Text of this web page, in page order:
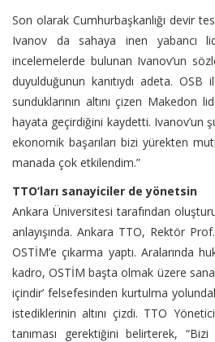
Son olarak Cumhurbaşkanlığı devir
Ivanov da sahaya inen yabancı
incelemelerde bulunan Ivanov’un
duyulduğunun kanıtıydı adeta.
sunduklarının altını çizen Makedon
hayata geçirdiğini kaydetti. Ivanov’un
ekonomik başarıları bizi yürekten
manada çok etkilendim.”
TTO’ları sanayiciler de yönetsin
Ankara Üniversitesi tarafından
anlayışında. Ankara TTO, Rektör
OSTİM’e çıkarma yaptı. Aralarında
kadro, OSTİM başta olmak üzere
içindir’ felsefesinden kurtulma
istediklerinin altını çizdi. TTO
tanıması gerektiğini belirterek,